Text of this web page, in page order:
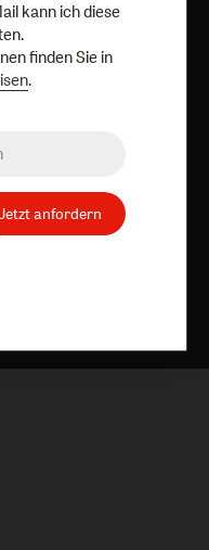
online kündigen
kann ich diese
finden Sie in
.
anfordern